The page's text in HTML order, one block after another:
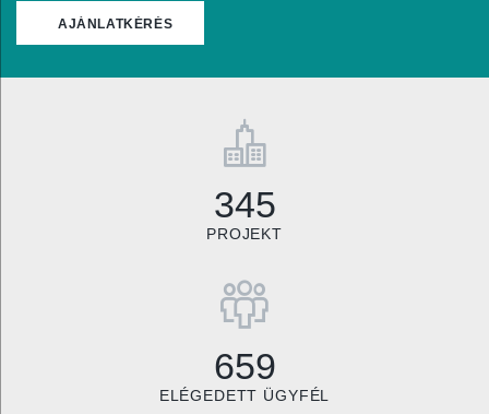
AJÁNLATKÉRÉS
345
PROJEKT
659
ELÉGEDETT ÜGYFÉL